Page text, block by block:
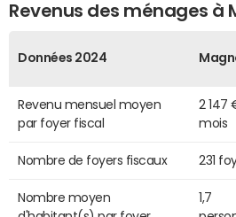
Revenus des ménages à
Données 2024
Revenu mensuel moyen
par foyer fiscal
2 147
mois
Nombre de foyers fiscaux 231
Nombre moyen
1,7